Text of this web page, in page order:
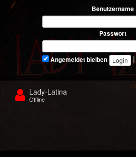
Benutzername
Passwort
Angemeldet bleiben |
Lady-Latina
Offline